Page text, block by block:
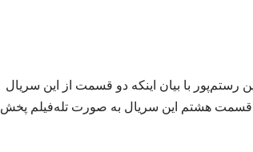
رستم‌پور با بیان اینکه دو قسمت از این سریال
قسمت هشتم این سریال به صورت تله‌فیلم پخش